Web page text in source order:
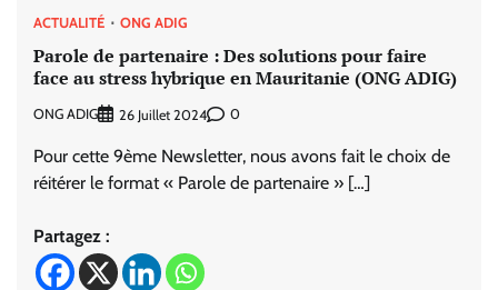
ACTUALITÉ ONG ADIG
Parole de partenaire : Des solutions pour faire
face au stress hybrique en Mauritanie (ONG ADIG)
ONG ADIG 26 Juillet 2024 0
Pour cette 9ème Newsletter, nous avons fait le choix de
réitérer le format « Parole de partenaire » […]
Partagez :